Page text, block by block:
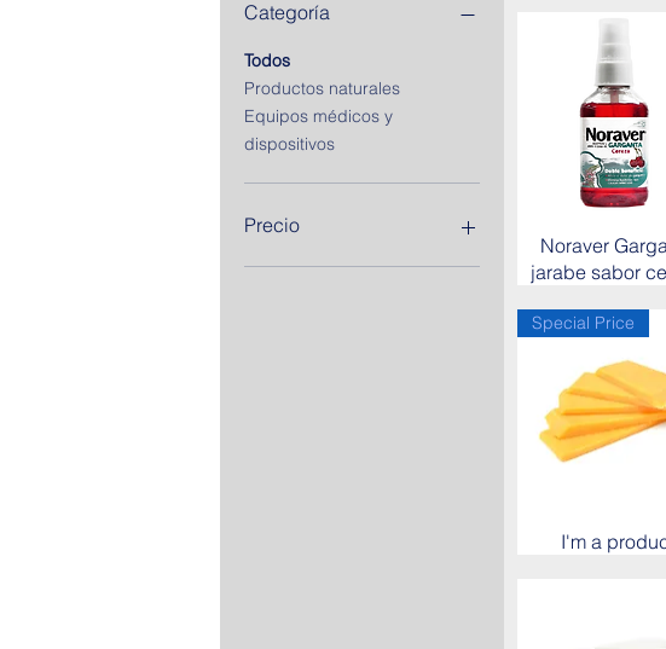
Categoría
Todos
Productos naturales
Equipos médicos y
dispositivos
Precio
Noraver
jarabe sabor
Special Price
I'm a